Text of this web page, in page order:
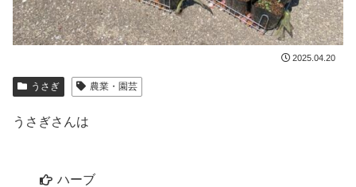
2025.04.20
うさぎ 農業・園芸
うさぎさんは
ハーブ